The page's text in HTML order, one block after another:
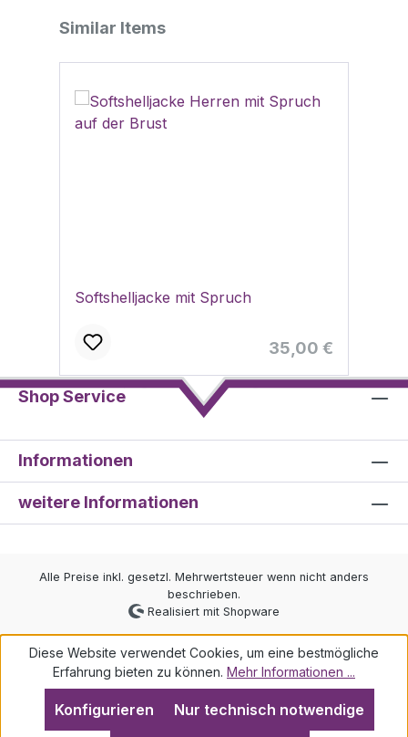
Produktgalerie überspringen
Similar Items
Softshelljacke mit Spruch
Regulärer Preis:
35,00 €
Shop Service
Informationen
weitere Informationen
Alle Preise inkl. gesetzl. Mehrwertsteuer wenn nicht anders
beschrieben.
Realisiert mit Shopware
Diese Website verwendet Cookies, um eine bestmögliche
Erfahrung bieten zu können. Mehr Informationen ...
Nur technisch notwendige
Konfigurieren